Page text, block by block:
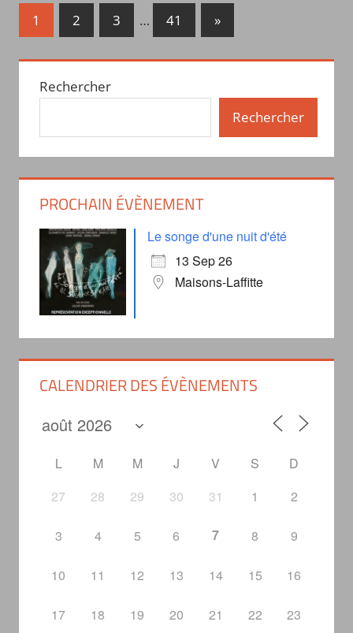
1 2 3 … 41 »
Rechercher
Rechercher
PROCHAIN ÉVÈNEMENT
Le songe d'une nuit d'été
13 Sep 26
Maisons-Laffitte
CALENDRIER DES ÉVÈNEMENTS
L M M J V S
D
27
28 29 30 31 1 2
3 4 5 6 7 8 9
10 11 12 13 14 15 16
17 18 19 20 21 22 23